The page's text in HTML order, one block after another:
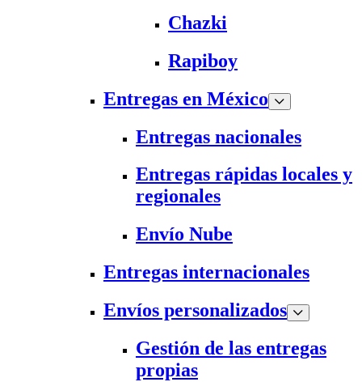
Chazki
Rapiboy
Entregas en México
Entregas nacionales
Entregas rápidas locales y
regionales
Envío Nube
Entregas internacionales
Envíos personalizados
Gestión de las entregas
propias